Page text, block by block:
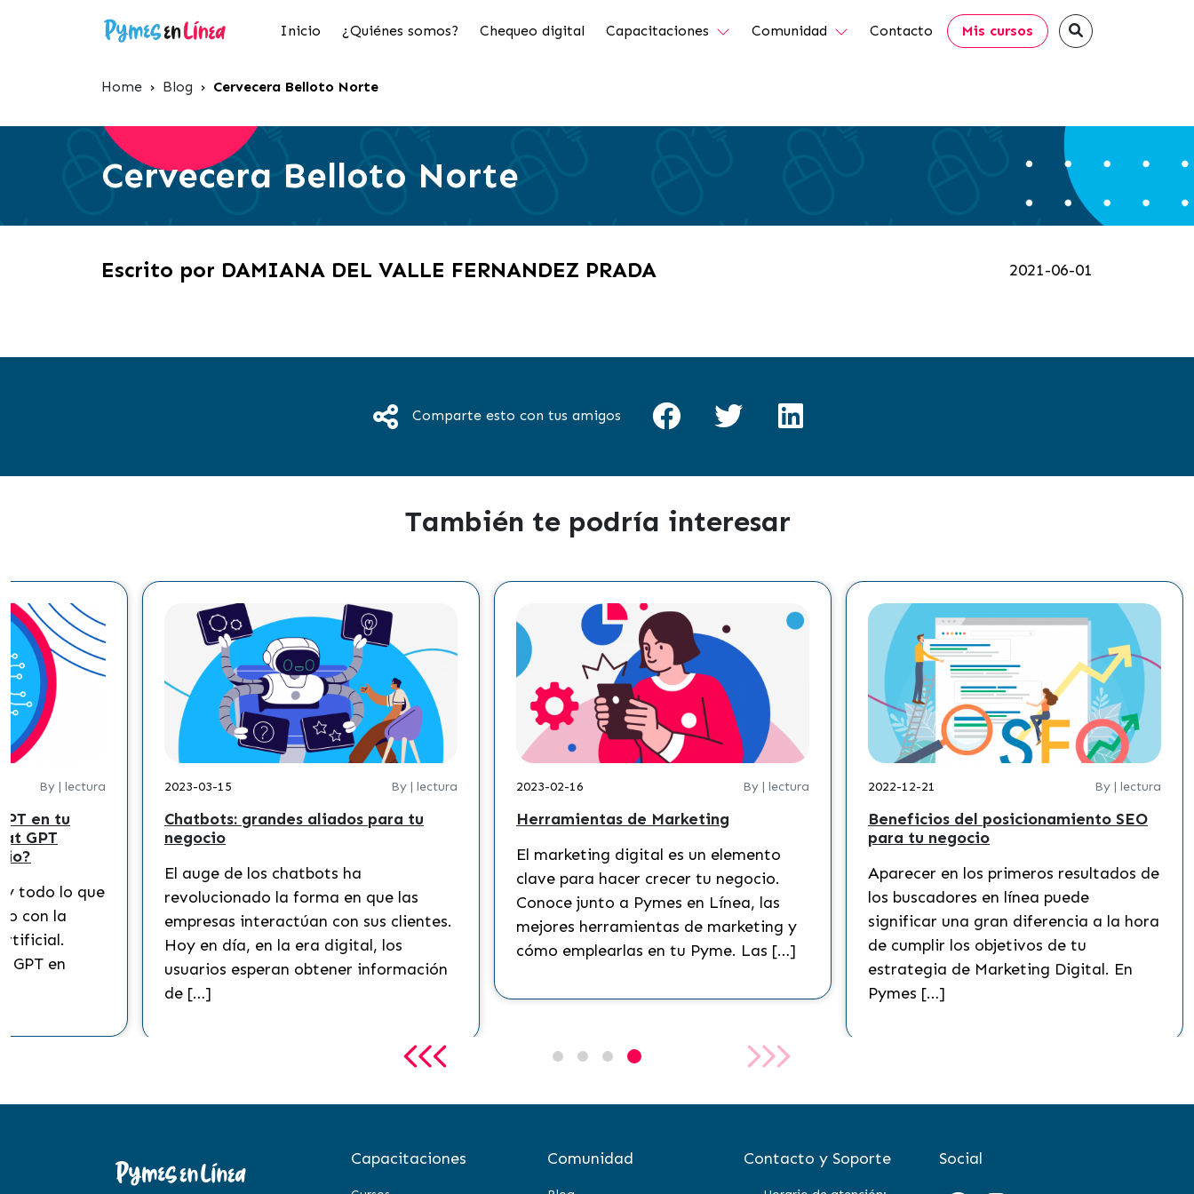
Inicio ¿Quiénes somos? Chequeo digital Capacitaciones Comunidad Contacto Mis cursos
Home › Blog › Cervecera Belloto Norte
Cervecera Belloto Norte
Escrito por DAMIANA DEL VALLE FERNANDEZ PRADA 2021-06-01
Comparte esto con tus amigos
También te podría interesar
By | lectura
en tu
GPT
y todo lo que
con la
GPT en
2023-03-15 By | lectura
Chatbots: grandes aliados para tu
negocio
El auge de los chatbots ha
revolucionado la forma en que las
empresas interactúan con sus clientes.
Hoy en día, en la era digital, los
usuarios esperan obtener información
de […]
2023-02-16 By | lectura
Herramientas de Marketing
El marketing digital es un elemento
clave para hacer crecer tu negocio.
Conoce junto a Pymes en Línea, las
mejores herramientas de marketing y
cómo emplearlas en tu Pyme. Las […]
2022-12-21 By | lectura
Beneficios del posicionamiento SEO
para tu negocio
Aparecer en los primeros resultados de
los buscadores en línea puede
significar una gran diferencia a la hora
de cumplir los objetivos de tu
estrategia de Marketing Digital. En
Pymes […]
Capacitaciones Comunidad Contacto y Soporte Social